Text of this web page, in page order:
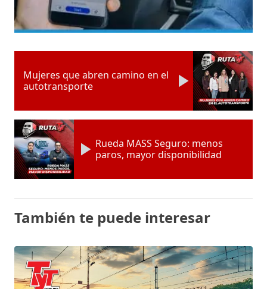
Mujeres que abren camino en el
autotransporte
Rueda MASS Seguro: menos
paros, mayor disponibilidad
También te puede interesar